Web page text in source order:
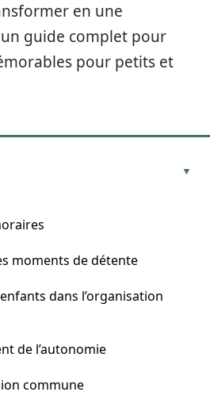
en une
guide complet pour
pour petits et
moments de détente
dans l’organisation
de l’autonomie
commune